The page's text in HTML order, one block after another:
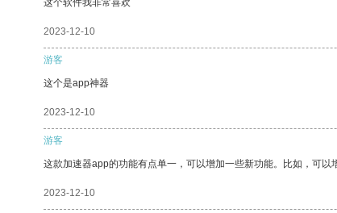
这个软件我非常喜欢
2023-12-10
游客
这个是app神器
2023-12-10
游客
这款加速器app的功能有点单一，可以增加一些新功能。比如，可
2023-12-10